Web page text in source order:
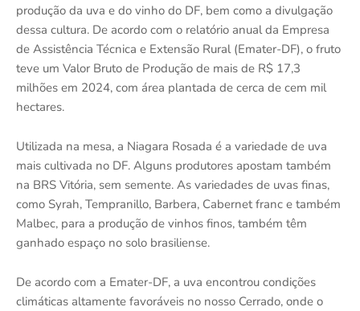
produção da uva e do vinho do DF, bem como a divulgação
dessa cultura. De acordo com o relatório anual da Empresa
de Assistência Técnica e Extensão Rural (Emater-DF), o fruto
teve um Valor Bruto de Produção de mais de R$ 17,3
milhões em 2024, com área plantada de cerca de cem mil
hectares.
Utilizada na mesa, a Niagara Rosada é a variedade de uva
mais cultivada no DF. Alguns produtores apostam também
na BRS Vitória, sem semente. As variedades de uvas finas,
como Syrah, Tempranillo, Barbera, Cabernet franc e também
Malbec, para a produção de vinhos finos, também têm
ganhado espaço no solo brasiliense.
De acordo com a Emater-DF, a uva encontrou condições
climáticas altamente favoráveis no nosso Cerrado, onde o